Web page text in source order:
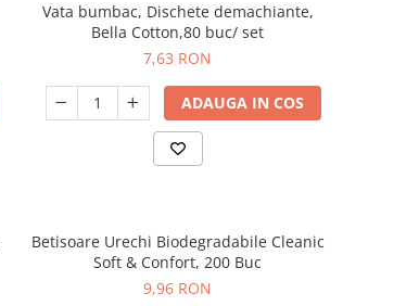
Vata bumbac, Dischete demachiante,
Bella Cotton,80 buc/ set
7,63 RON
ADAUGA IN COS
Betisoare Urechi Biodegradabile Cleanic
Soft & Confort, 200 Buc
9,96 RON